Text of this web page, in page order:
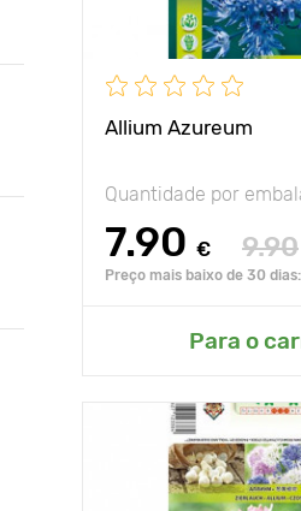
Allium Azureum
Quantidade por
7.90 € 9.90
Preço mais baixo de 30
Para o
Résistance au gel
Adicionar ao
Avantages
Hauteur